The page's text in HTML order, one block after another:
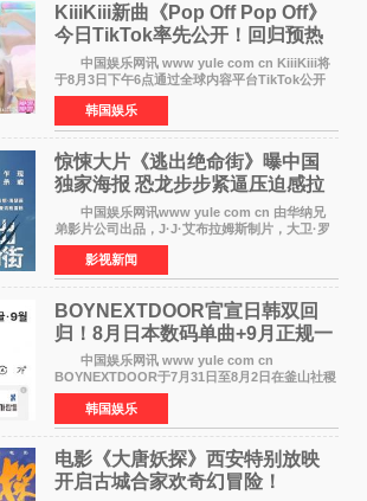
KiiiKiii新曲《Pop Off Pop Off》
今日TikTok率先公开！回归预热
全面启动
中国娱乐网讯 www yule com cn KiiiKiii将
于8月3日下午6点通过全球内容平台TikTok公开
将于10日发行的迷你三辑《WhyKiiiKiii》主打歌
〈Pop Off Pop Off〉的挑战视频，率先公开部分
音源和亮
韩国娱乐
惊悚大片《逃出绝命街》曝中国
独家海报 恐龙步步紧逼压迫感拉
中国娱乐网讯www yule com cn 由华纳兄
弟影片公司出品，J·J·艾布拉姆斯制片，大卫·罗
伯特·米切尔执导，好莱坞巨星安妮·海瑟薇、伊万
·麦克格雷格主演的2026年暑期惊悚恐龙大片《逃
出绝命
影视新闻
BOYNEXTDOOR官宣日韩双回
归！8月日本数码单曲+9月正规一
辑改版
中国娱乐网讯 www yule com cn
BOYNEXTDOOR于7月31日至8月2日在釜山社稷
室内体育馆举办了BOYNEXTDOOR TOUR
&lsquo;KNOCK ON Vol 2&rsquo; IN
BUSAN，与当地粉丝共度难忘时光。 在演
韩国娱乐
电影《大唐妖探》西安特别放映
开启古城合家欢奇幻冒险！